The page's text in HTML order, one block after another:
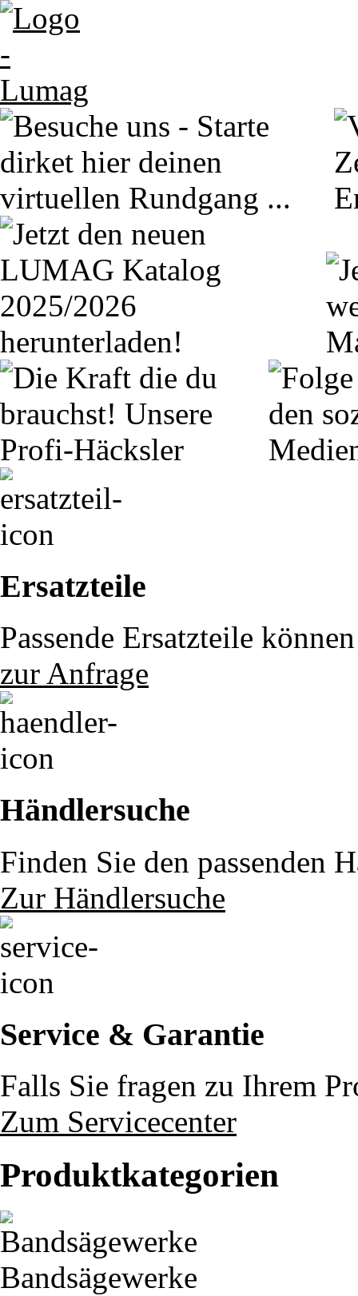
Ersatzteile
Passende Ersatzteile
zur Anfrage
Händlersuche
Finden Sie den passenden
Zur Händlersuche
Service & Garantie
Falls Sie fragen zu Ihrem
Zum Servicecenter
Produktkategorien
Bandsägewerke